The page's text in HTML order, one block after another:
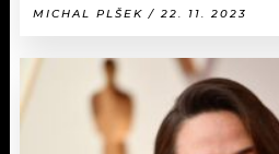
MICHAL PLŠEK / 22. 11. 2023